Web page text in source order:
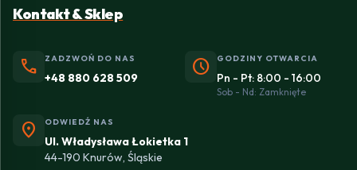
Kontakt & Sklep
phone ZADZWOŃ DO NAS
+48 880 628 509 schedule GODZINY OTWARCIA
Pn - Pt: 8:00 - 16:00
Sob - Nd: Zamknięte
location_on ODWIEDŹ NAS
Ul. Władysława Łokietka 1
44-190 Knurów, Śląskie